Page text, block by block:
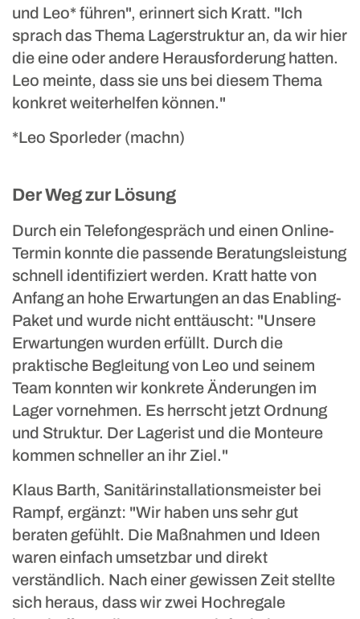
und Leo* führen", erinnert sich Kratt. "Ich
sprach das Thema Lagerstruktur an, da wir hier
die eine oder andere Herausforderung hatten.
Leo meinte, dass sie uns bei diesem Thema
konkret weiterhelfen können."
*Leo Sporleder (machn)
Der Weg zur Lösung
Durch ein Telefongespräch und einen Online-
Termin konnte die passende Beratungsleistung
schnell identifiziert werden. Kratt hatte von
Anfang an hohe Erwartungen an das Enabling-
Paket und wurde nicht enttäuscht: "Unsere
Erwartungen wurden erfüllt. Durch die
praktische Begleitung von Leo und seinem
Team konnten wir konkrete Änderungen im
Lager vornehmen. Es herrscht jetzt Ordnung
und Struktur. Der Lagerist und die Monteure
kommen schneller an ihr Ziel."
Klaus Barth, Sanitärinstallationsmeister bei
Rampf, ergänzt: "Wir haben uns sehr gut
beraten gefühlt. Die Maßnahmen und Ideen
waren einfach umsetzbar und direkt
verständlich. Nach einer gewissen Zeit stellte
sich heraus, dass wir zwei Hochregale